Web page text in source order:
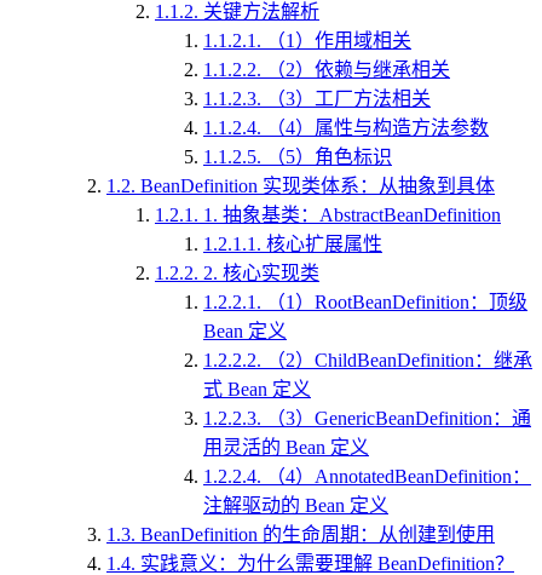
1.1.2. 关键方法解析
1.1.2.1.
（1）作用域相关
1.1.2.2.
（2）依赖与继承相关
1.1.2.3.
（3）工厂方法相关
1.1.2.4.
（4）属性与构造方法参数
1.1.2.5.
（5）角色标识
1.2. BeanDefinition 实现类体系：从抽象到具体
1.2.1. 1. 抽象基类：AbstractBeanDefinition
1.2.1.1. 核心扩展属性
1.2.2. 2. 核心实现类
1.2.2.1.
（1）RootBeanDefinition：顶级
Bean 定义
1.2.2.2.
（2）ChildBeanDefinition：继承
式 Bean 定义
1.2.2.3.
（3）GenericBeanDefinition：通
用灵活的 Bean 定义
1.2.2.4.
（4）AnnotatedBeanDefinition：
注解驱动的 Bean 定义
1.3. BeanDefinition 的生命周期：从创建到使用
1.4. 实践意义：为什么需要理解 BeanDefinition？